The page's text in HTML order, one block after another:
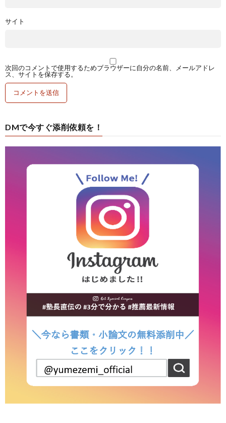
サイト
次回のコメントで使用するためブラウザーに自分の名前、メールアドレ
ス、サイトを保存する。
DMで今すぐ添削依頼を！